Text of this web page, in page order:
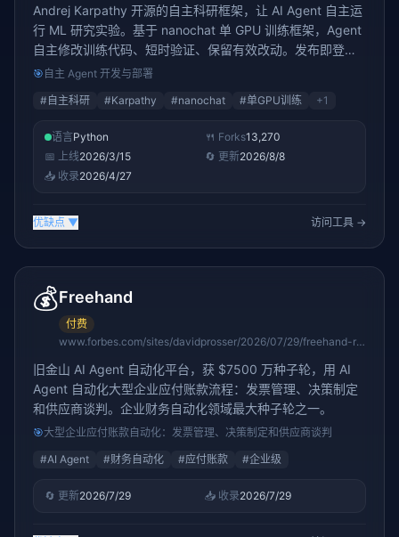
Andrej Karpathy 开源的自主科研框架，让 AI Agent 自主运
行 ML 研究实验。基于 nanochat 单 GPU 训练框架，Agent
自主修改训练代码、短时验证、保留有效改动。发布即登顶
GitHub Trending，76K+ stars。研究者只需写 program.md
🎯 自主 Agent 开发与部署
# 自主科研 #Karpathy #nanochat #单GPU训练 +1
语言Python 🍴 Forks13,270
📅 上线2026/3/15 🔄 更新2026/8/8
📥 收录2026/4/27
优缺点 ▼ 访问工具 →
💰Freehand
付费
www.forbes.com/sites/davidprosser/2026/07/29/freehand-raises-75-million-as-its-ai-agents-target-the-supply-chain/
旧金山 AI Agent 自动化平台，获 $7500 万种子轮，用 AI
Agent 自动化大型企业应付账款流程：发票管理、决策制定
和供应商谈判。企业财务自动化领域最大种子轮之一。
🎯大型企业应付账款自动化：发票管理、决策制定和供应商谈判
#AI Agent #财务自动化 #应付账款 #企业级
🔄 更新2026/7/29 📥 收录2026/7/29